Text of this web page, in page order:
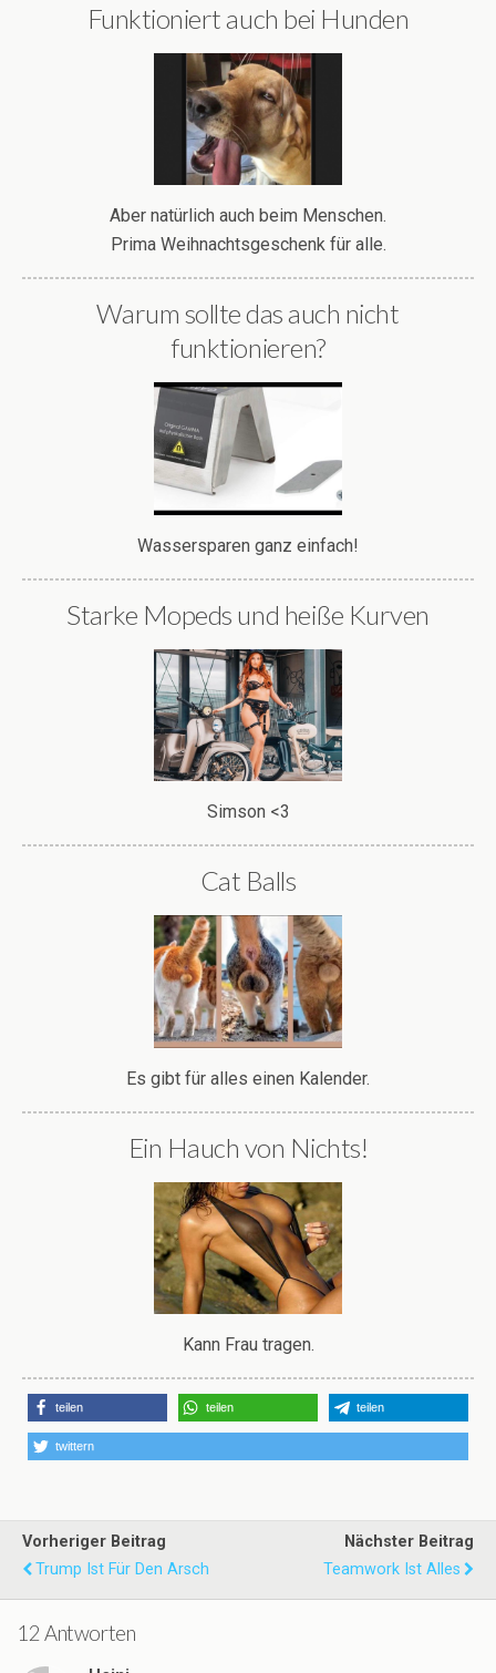
Funktioniert auch bei Hunden
Aber natürlich auch beim Menschen.
Prima Weihnachtsgeschenk für alle.
Warum sollte das auch nicht
funktionieren?
Wassersparen ganz einfach!
Starke Mopeds und heiße Kurven
Simson <3
Cat Balls
Es gibt für alles einen Kalender.
Ein Hauch von Nichts!
Kann Frau tragen.
teilen teilen teilen
twittern
Vorheriger Beitrag
Trump Ist Für Den Arsch
Nächster Beitrag
Teamwork Ist Alles
12 Antworten